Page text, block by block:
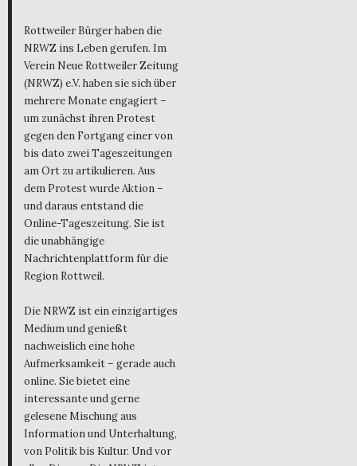
Rottweiler Bürger haben die
NRWZ ins Leben gerufen. Im
Verein Neue Rottweiler Zeitung
(NRWZ) e.V. haben sie sich über
mehrere Monate engagiert –
um zunächst ihren Protest
gegen den Fortgang einer von
bis dato zwei Tageszeitungen
am Ort zu artikulieren. Aus
dem Protest wurde Aktion –
und daraus entstand die
Online-Tageszeitung. Sie ist
die unabhängige
Nachrichtenplattform für die
Region Rottweil.
Die NRWZ ist ein einzigartiges
Medium und genießt
nachweislich eine hohe
Aufmerksamkeit – gerade auch
online. Sie bietet eine
interessante und gerne
gelesene Mischung aus
Information und Unterhaltung,
von Politik bis Kultur. Und vor